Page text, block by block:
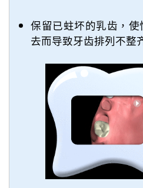
保留已蛀坏的乳齿，
去而导致牙齿排列不整